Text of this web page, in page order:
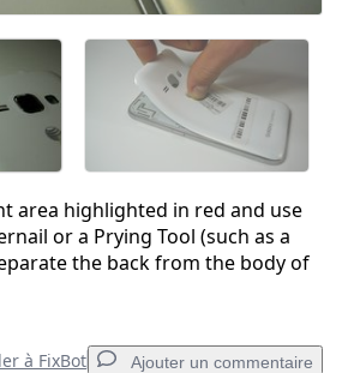
area highlighted in red and use
or a Prying Tool (such as a
the back from the body of
à FixBot Ajouter un commentaire